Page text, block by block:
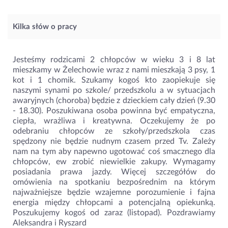
Kilka słów o pracy
Jesteśmy rodzicami 2 chłopców w wieku 3 i 8 lat
mieszkamy w Żelechowie wraz z nami mieszkają 3 psy, 1
kot i 1 chomik. Szukamy kogoś kto zaopiekuje się
naszymi synami po szkole/ przedszkolu a w sytuacjach
awaryjnych (choroba) będzie z dzieckiem cały dzień (9.30
- 18.30). Poszukiwana osoba powinna być empatyczna,
ciepła, wrażliwa i kreatywna. Oczekujemy że po
odebraniu chłopców ze szkoły/przedszkola czas
spędzony nie będzie nudnym czasem przed Tv. Zależy
nam na tym aby napewno ugotować coś smacznego dla
chłopców, ew zrobić niewielkie zakupy. Wymagamy
posiadania prawa jazdy. Więcej szczegółów do
omówienia na spotkaniu bezpośrednim na którym
najważniejsze będzie wzajemne porozumienie i fajna
energia między chłopcami a potencjalną opiekunką.
Poszukujemy kogoś od zaraz (listopad). Pozdrawiamy
Aleksandra i Ryszard